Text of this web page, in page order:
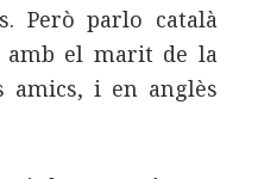
Però parlo català
amb el marit de la
amics, i en anglès